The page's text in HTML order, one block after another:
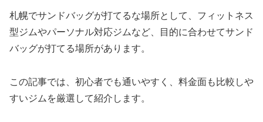
札幌でサンドバッグが打てるな場所として、フィットネス
型ジムやパーソナル対応ジムなど、目的に合わせてサンド
バッグが打てる場所があります。
この記事では、初心者でも通いやすく、料金面も比較しや
すいジムを厳選して紹介します。